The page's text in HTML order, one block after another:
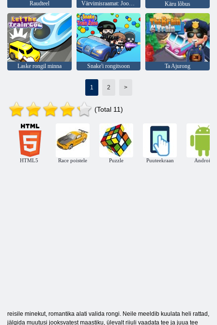
Raudteel Värvimisraamat: Jooksev rong Käru lõbus
Laske rongil minna Snake'i rongitsoon Ta Ajurong
1 2 >
(Total 11)
HTML5 Race poistele Puzzle Puuteekraan Android
reisile minekut, romantika alati valida rongi. Neile meeldib kuulata heli rattad,
jälgida muutusi jooksvatest maastiku, ülevalt riiuli vaadata tee ja juua tee